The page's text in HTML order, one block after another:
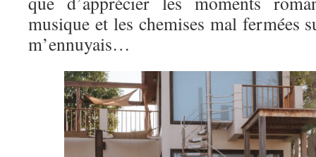
musique et les chemises mal fermées
m’ennuyais…